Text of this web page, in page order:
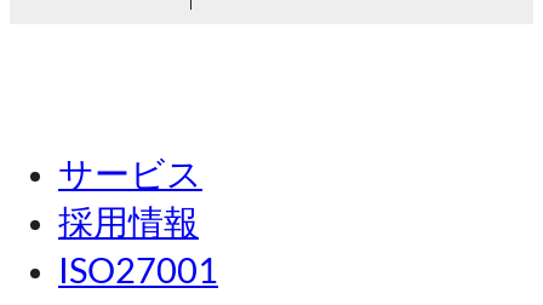
東京
名古屋
関西
サービス
採用情報
ISO27001